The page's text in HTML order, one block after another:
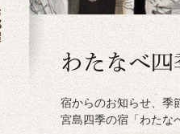
宿からのお知らせ、季
宮島四季の宿「わたな